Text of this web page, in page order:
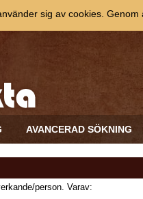
AVANCERAD SÖKNING
person. Varav:
sig av cookies.